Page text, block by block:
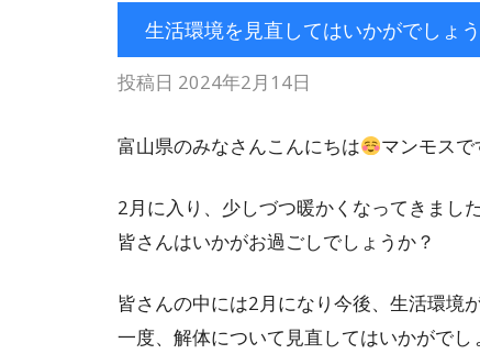
生活環境を見直してはいかがでしょ
投稿日 2024年2月14日
富山県のみなさんこんにちは マンモスで
2月に入り、少しづつ暖かくなってきまし
皆さんはいかがお過ごしでしょうか？
皆さんの中には2月になり今後、生活環境
一度、解体について見直してはいかがでし